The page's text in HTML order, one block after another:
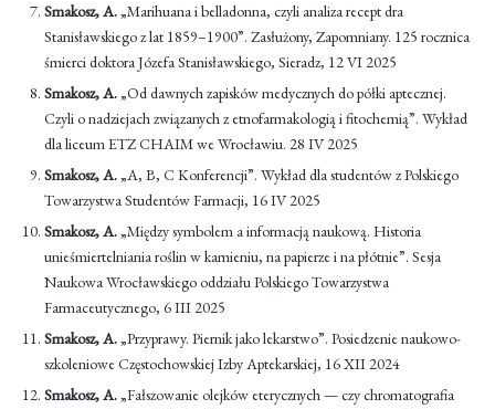
Smakosz, A.„Marihuana i belladonna, czyli analiza recept dra
Stanisławskiego z lat 1859–1900”. Zasłużony, Zapomniany. 125 rocznica
śmierci doktora Józefa Stanisławskiego, Sieradz, 12 VI 2025
Smakosz, A.„Od dawnych zapisków medycznych do półki aptecznej.
Czyli o nadziejach związanych z etnofarmakologią i fitochemią”. Wykład
dla liceum ETZ CHAIM we Wrocławiu. 28 IV 2025
Smakosz, A.„A, B, C Konferencji”. Wykład dla studentów z Polskiego
Towarzystwa Studentów Farmacji, 16 IV 2025
Smakosz, A.„Między symbolem a informacją naukową. Historia
unieśmiertelniania roślin w kamieniu, na papierze i na płótnie”. Sesja
Naukowa Wrocławskiego oddziału Polskiego Towarzystwa
Farmaceutycznego, 6 III 2025
Smakosz, A.„Przyprawy. Piernik jako lekarstwo”. Posiedzenie naukowo-
szkoleniowe Częstochowskiej Izby Aptekarskiej, 16 XII 2024
Smakosz, A.„Fałszowanie olejków eterycznych — czy chromatografia